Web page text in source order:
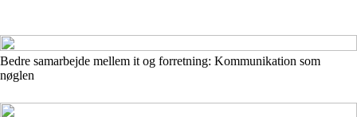
Bedre samarbejde mellem it og forretning: Kommunikation som
nøglen